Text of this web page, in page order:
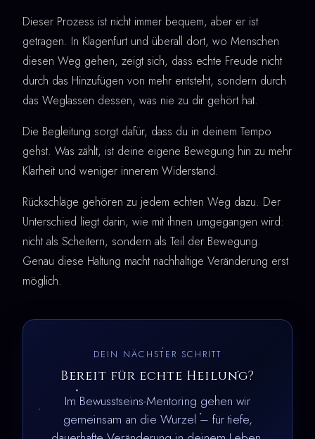
Dieser Prozess ist nicht immer bequem, aber er ist
getragen. In Klagenfurt und überall dort, wo Menschen
diesen Weg gehen, zeigt sich, dass echte Freude nicht
durch das Hinzufügen von mehr entsteht, sondern durch
das Weglassen dessen, was nie zu dir gehört hat.
Die Begleitung sorgt dafür, dass du in deinem Tempo
gehst. Was zählt, ist deine eigene Bewegung hin zu mehr
Klarheit und weniger innerem Widerstand.
Rückschläge gehören zu jedem echten Weg dazu. Der
Unterschied liegt darin, wie mit ihnen umgegangen wird:
nicht als Scheitern, sondern als Teil der Bewegung.
Genau diese Haltung macht nachhaltige Veränderung erst
möglich.
DEIN NÄCHSTER SCHRITT
Bereit für echte Heilung?
Im Bewusstseins-Mentoring gehen wir
gemeinsam an die Wurzel – für tiefe,